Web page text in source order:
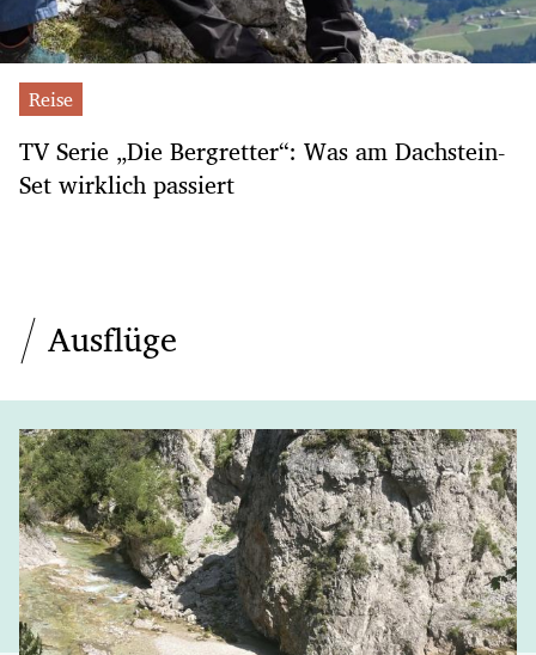
Reise
TV Serie „Die Bergretter“: Was am Dachstein-
Set wirklich passiert
Ausflüge